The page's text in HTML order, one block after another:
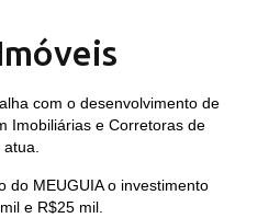
com o desenvolvimento de
Imobiliárias e Corretoras de
do MEUGUIA o investimento
e R$25 mil.